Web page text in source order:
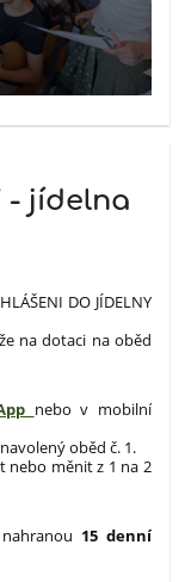
- jídelna
DO JÍDELNY
na dotaci na oběd
nebo v mobilní
oběd č. 1.
nebo měnit z 1 na 2
15 denní